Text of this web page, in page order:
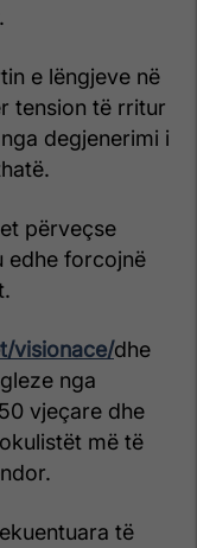
e lëngjeve në
tension të rritur
degjenerimi i
përveçse
edhe forcojnë
visionace/dhe
nga
vjeçare dhe
më të
të